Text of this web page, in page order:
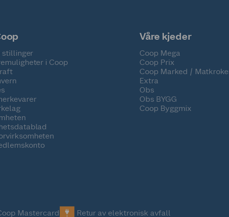
stillinger
i Coop
Våre kjeder
Coop Mega
Coop Prix
Coop Marked /
Extra
Obs
Obs BYGG
Coop Byggmix
Mastercard Retur av elektronisk avfall